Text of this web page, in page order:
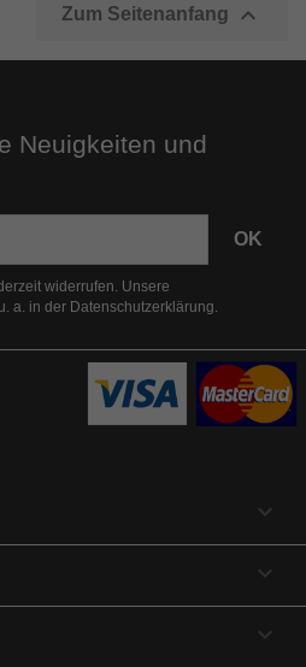
Zum Seitenanfang 
Neuigkeiten und
widerrufen. Unsere
a. in der Datenschutzerklärung.


